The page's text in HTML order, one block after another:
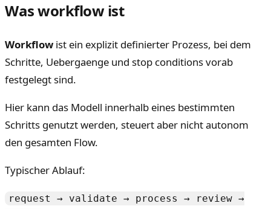
Was workflow ist
Workflow ist ein explizit definierter Prozess, bei dem
Schritte, Uebergaenge und stop conditions vorab
festgelegt sind.
Hier kann das Modell innerhalb eines bestimmten
Schritts genutzt werden, steuert aber nicht autonom
den gesamten Flow.
Typischer Ablauf:
request → validate → process → review →